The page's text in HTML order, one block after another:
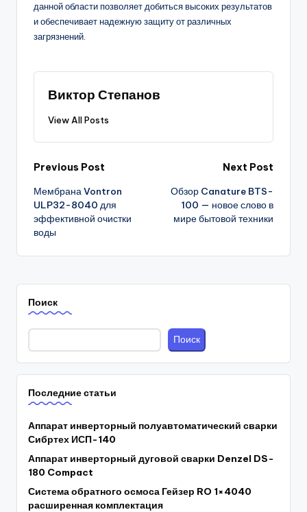
данной области позволяет добиться высоких результатов
и обеспечивает надежную защиту от различных
загрязнений.
Виктор Степанов
View All Posts
Post
navigation
Previous Post
Мембрана Vontron
ULP32-8040 для
эффективной очистки
воды
Next Post
Обзор Canature BTS-
100 — новое слово в
мире бытовой техники
Поиск
Поиск
Последние статьи
Аппарат инверторный полуавтоматический сварки
Сибртех ИСП-140
Аппарат инверторный дуговой сварки Denzel DS-
180 Compact
Система обратного осмоса Гейзер RO 1×4040
расширенная комплектация